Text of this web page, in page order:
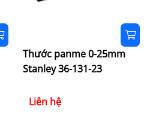
Thước panme 0-25mm
Stanley 36-131-23
Liên hệ